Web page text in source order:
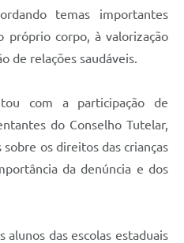
temas importantes
próprio corpo, à valorização
de relações saudáveis.
com a participação de
do Conselho Tutelar,
os direitos das crianças
da denúncia e dos
alunos das escolas estaduais